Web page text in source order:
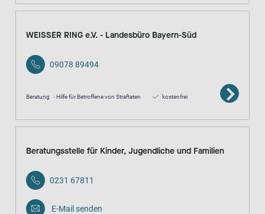
WEISSER RING e.V. - Landesbüro Bayern-Süd
09078 89494
Beratung Hilfe für Betroffene von Straftaten kostenfrei
Beratungsstelle für Kinder, Jugendliche und Familien
0231 67811
E-Mail senden